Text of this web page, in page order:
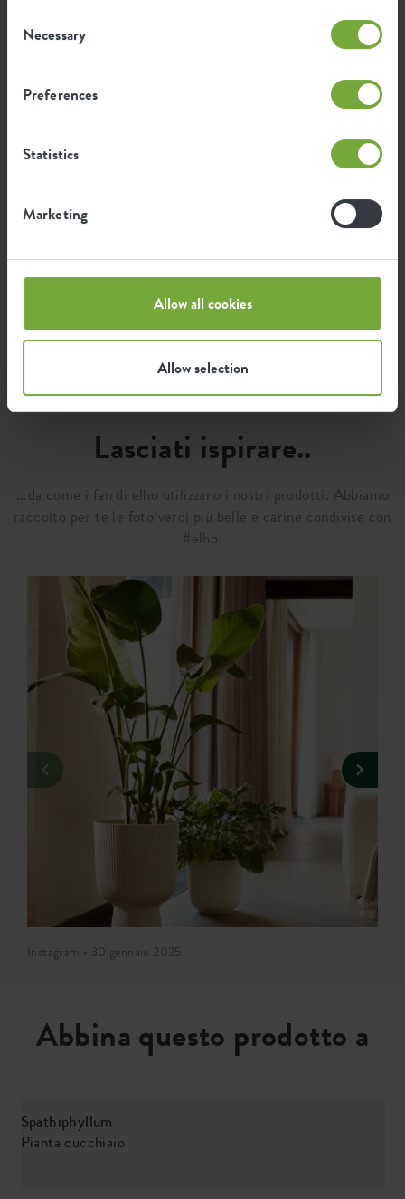
Selection
Necessary
Preferences
Statistics
Marketing
Allow all cookies
Allow selection
L'emissione per prodotto si basa sull'emissione totale di
prodotto, dividiamo l'impronta totale di CO2 per il
peso di ciascun prodotto.
Lasciati ispirare..
...da come i fan di elho utilizzano i nostri prodotti. Abbiamo
raccolto per te le foto verdi più belle e carine condivise con
#elho.
Instagram • 30 gennaio 2025
Abbina questo prodotto a
Spathiphyllum
Pianta cucchiaio